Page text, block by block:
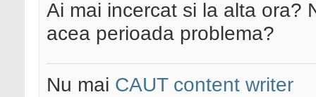
Ai mai incercat si la alta ora?
acea perioada problema?
Nu mai CAUT content writer